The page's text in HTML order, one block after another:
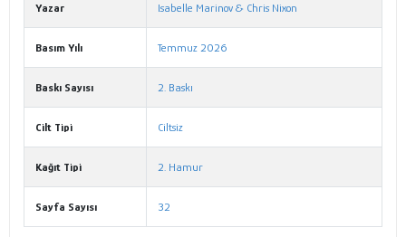
Yazar Isabelle Marinov & Chris Nixon
Basım Yılı Temmuz 2026
Baskı Sayısı 2. Baskı
Cilt Tipi Ciltsiz
Kağıt Tipi 2. Hamur
Sayfa Sayısı 32